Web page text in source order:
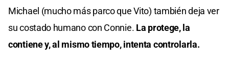
Michael (mucho más parco que Vito) también deja ver
su costado humano con Connie. La protege, la
contiene y, al mismo tiempo, intenta controlarla.